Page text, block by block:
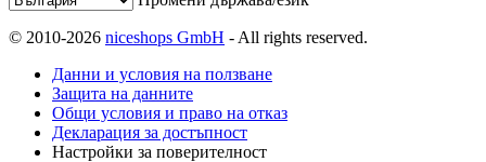
© 2010-2026 niceshops GmbH - All rights reserved.
Данни и условия на ползване
Защита на данните
Общи условия и право на отказ
Декларация за достъпност
Настройки за поверителност